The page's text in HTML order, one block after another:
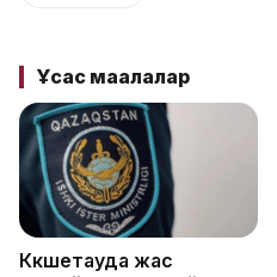
Ұқсас мақалалар
Көкшетауда жас